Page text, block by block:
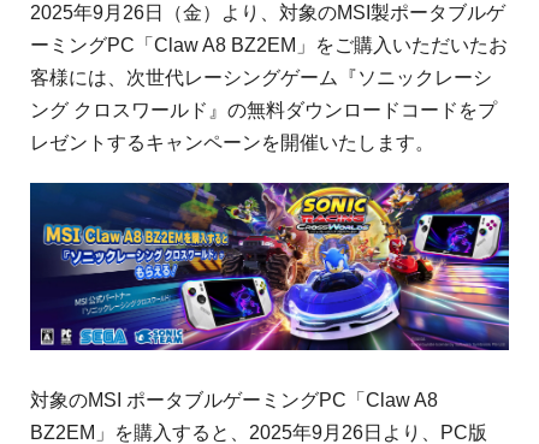
2025年9月26日（金）より、対象のMSI製ポータブルゲ
ーミングPC「Claw A8 BZ2EM」をご購入いただいたお
客様には、次世代レーシングゲーム『ソニックレーシ
ング クロスワールド』の無料ダウンロードコードをプ
レゼントするキャンペーンを開催いたします。
対象のMSI ポータブルゲーミングPC「Claw A8
BZ2EM」を購入すると、2025年9月26日より、PC版